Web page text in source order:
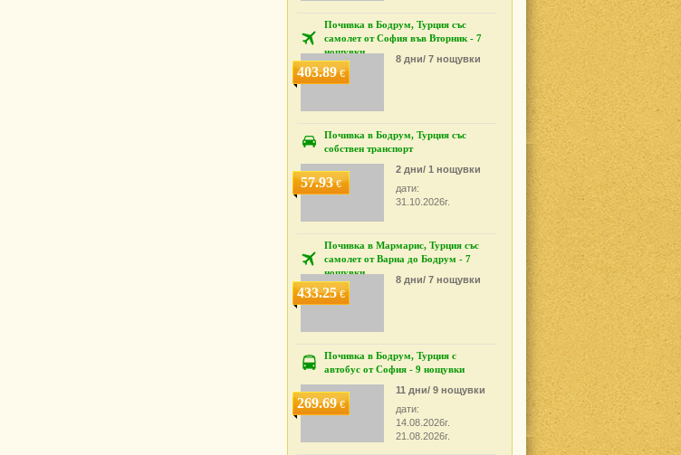
Почивка в Бодрум, Турция със
самолет от София във Вторник - 7
нощувки
403.89€
8 дни/ 7 нощувки
Почивка в Бодрум, Турция със
собствен транспорт
57.93€
2 дни/ 1 нощувки
дати:
31.10.2026г.
Почивка в Мармарис, Турция със
самолет от Варна до Бодрум - 7
нощувки
433.25€
8 дни/ 7 нощувки
Почивка в Бодрум, Турция с
автобус от София - 9 нощувки
269.69€
11 дни/ 9 нощувки
дати:
14.08.2026г.
21.08.2026г.